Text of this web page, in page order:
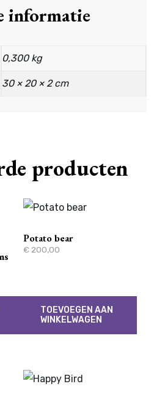
informatie
0,300 kg
30 × 20 × 2 cm
producten
Potato bear
€ 200,00
TOEVOEGEN AAN
WINKELWAGEN